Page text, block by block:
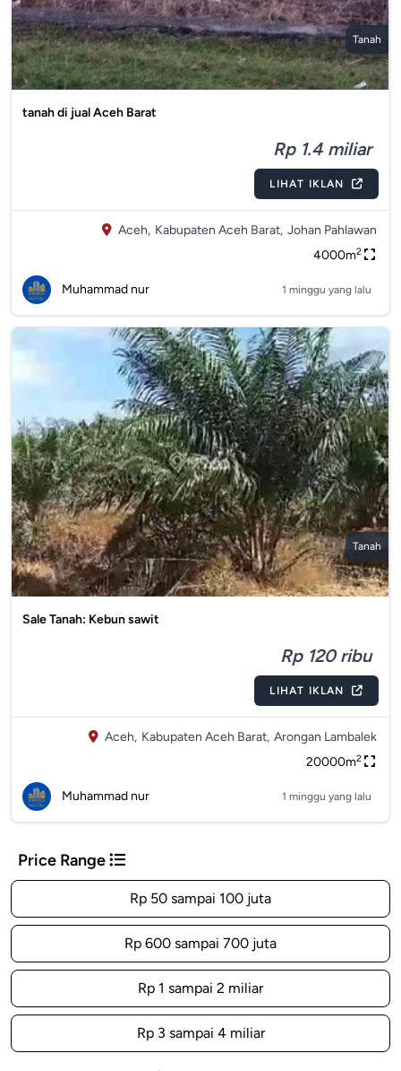
Tanah
tanah di jual Aceh Barat
Rp 1.4 miliar
LIHAT IKLAN
Aceh, Kabupaten Aceh Barat, Johan Pahlawan
4000m2
Muhammad nur 1 minggu yang lalu
Tanah
Sale Tanah: Kebun sawit
Rp 120 ribu
LIHAT IKLAN
Aceh, Kabupaten Aceh Barat, Arongan Lambalek
20000m2
Muhammad nur 1 minggu yang lalu
Price Range
Rp 50 sampai 100 juta
Rp 600 sampai 700 juta
Rp 1 sampai 2 miliar
Rp 3 sampai 4 miliar